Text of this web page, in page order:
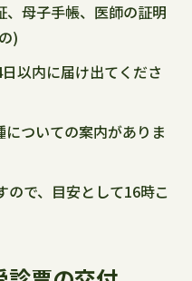
母子手帳、医師の証明
)
以内に届け出てくださ
ついての案内がありま
ので、目安として16時こ